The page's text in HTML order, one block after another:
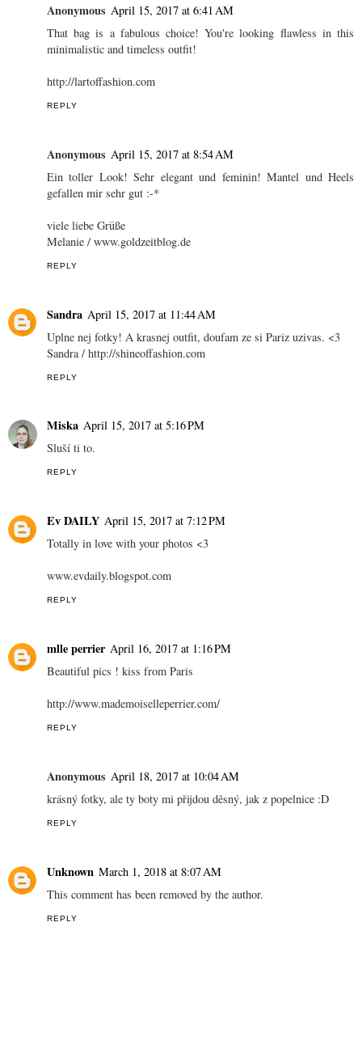
Such a perfect everyday jacket!
www.kristenskouture.com | Luxury. Fashion. Lifestyle.
.
REPLY
That bag is a fabulous choice! You're looking flawless in this
minimalistic and timeless outfit!
http://lartoffashion.com
Anonymous
April 15, 2017 at 8:54 AM
gefallen mir sehr gut :-*
Melanie / www.goldzeitblog.de
REPLY
Sandra
Miska April 15, 2017 at 5:16 PM
Sluší ti to.
Ev DAILY April 15, 2017 at 7:12 PM
Totally in love with your photos <3